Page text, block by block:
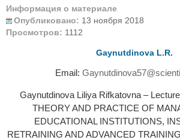
Информация о материале
Опубликовано: 13 ноября 2018
Просмотров: 1112
Gaynutdinova L.R.
Email:
Gaynutdinova Liliya Rifkatovna –
THEORY AND PRACTICE OF
EDUCATIONAL INSTITUTIONS,
RETRAINING AND ADVANCED